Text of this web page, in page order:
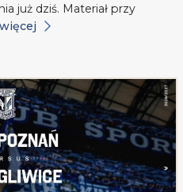
już dziś. Materiał przy